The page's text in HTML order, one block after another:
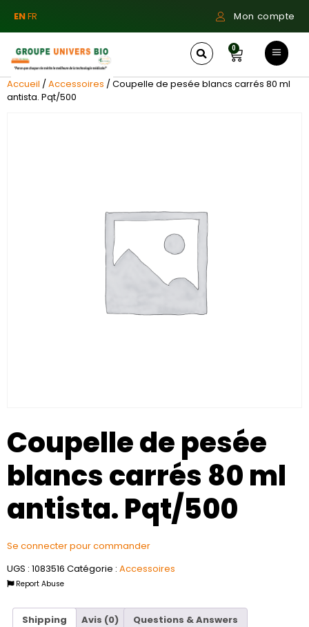
ENFR Mon compte
0
Accueil /Accessoires / Coupelle de pesée blancs carrés 80 ml
antista. Pqt/500
Coupelle de pesée
blancs carrés 80 ml
antista. Pqt/500
Se connecter pour commander
UGS : 1083516 Catégorie : Accessoires
Report Abuse
Shipping Avis (0)
Questions & Answers